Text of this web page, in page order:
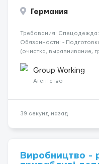
Германия
Требования:
Обязанности: -
(очистка, выравнивание,
видов плитки на стены,
Group Working
Агентство
39 секунд назад
Виробництво -